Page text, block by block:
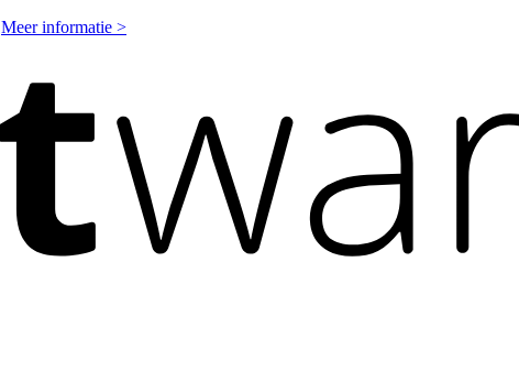
Meer informatie >